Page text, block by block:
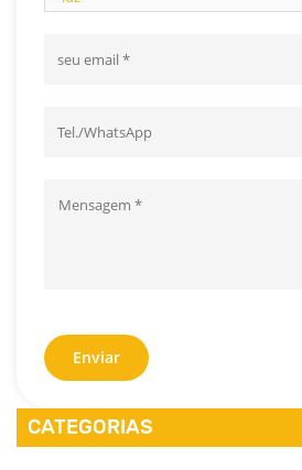
Enviar
CATEGORIAS